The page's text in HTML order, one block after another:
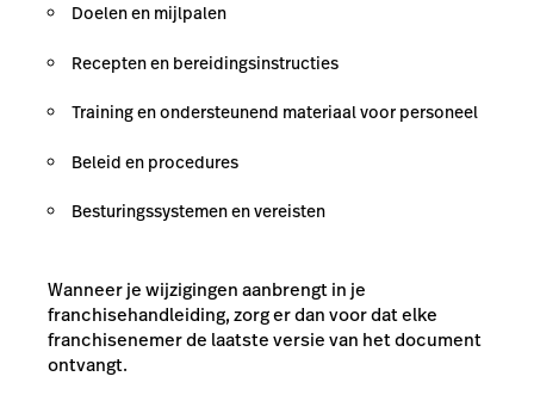
Doelen en mijlpalen
Recepten en bereidingsinstructies
Training en ondersteunend materiaal voor personeel
Beleid en procedures
Besturingssystemen en vereisten
Wanneer je wijzigingen aanbrengt in je
franchisehandleiding, zorg er dan voor dat elke
franchisenemer de laatste versie van het document
ontvangt.